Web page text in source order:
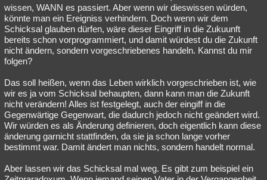
wissen, WANN es passiert. Aber wenn wir dieswissen würden,
könnte man ein Ereigniss verhindern. Doch wenn wir dem
Schicksal glauben dürfen, wäre dieser Eingriff in die Zukuunft
bereits schon vorprogrammiert, und damit würdest du die Zukunft
nicht ändern, sondern vorgeschriebenes handeln. Kannst du mir
folgen?
Das soll heißen, wenn das Leben wirklich vorgeschrieben ist, wie
wir es ja vom Schicksal behaupten, dann kann man die Zukunft
nicht verändern! Alles ist festgelegt, auch der eingiff in die
Gegenwärtige Gegenwart, die dadurch jedoch nicht geändert wird.
Wir würden es als Änderung definieren, doch eigentlich kann diese
änderung garnicht stattfinden, da sie ja schon lange vorher
bestimmt war. Damit ändert man nichts, sondern handelt normal.
Aber lassen wir das Schicksal mal weg. Es gibt zum beispiel ein